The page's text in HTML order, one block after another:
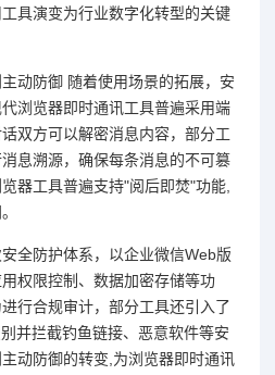
具演变为行业数字化转型的关键
动防御 随着使用场景的拓展，安
浏览器即时通讯工具普遍采用端
双方可以解密消息内容，部分工
息溯源，确保每条消息的不可篡
器工具普遍支持"阅后即焚"功能,
全防护体系，以企业微信Web版
权限控制、数据加密存储等功
行合规审计，部分工具还引入了
并拦截钓鱼链接、恶意软件等安
动防御的转变,为浏览器即时通讯